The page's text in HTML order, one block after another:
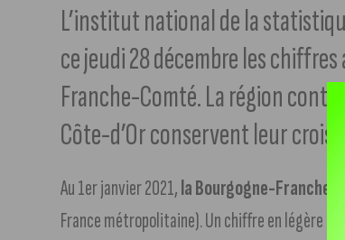
L’institut national de la
ce jeudi 28 décembre les
Franche-Comté. La région
Côte-d’Or conservent leur
Au 1er janvier 2021,la Bourgogne-Franche-
France métropolitaine). Un chiffre en légère